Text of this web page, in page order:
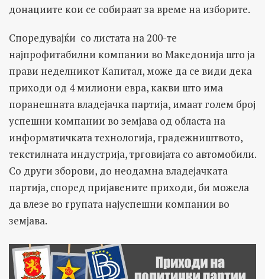
донациите кои се собираат за време на изборите.
Споредувајќи со листата на 200-те
најпрофитабилни компании во Македонија што ја
прави неделникот Капитал, може да се види дека
приходи од 4 милиони евра, какви што има
поранешната владејачка партија, имаат голем број
успешни компании во земјава од областа на
информатичката технологија, градежништвото,
текстилната индустрија, трговијата со автомобили.
Со други зборови, до неодамна владејачката
партија, според пријавените приходи, би можела
да влезе во групата најуспешни компании во
земјава.